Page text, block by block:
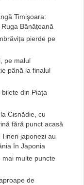
Timişoara:
Bănățeană
pierde pe
pe malul
până la finalul
din Piața
Cisnădie, cu
fără punct acasă
japonezi au
în Japonia
mai multe puncte
de